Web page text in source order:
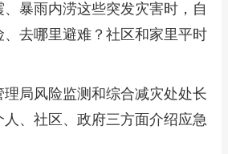
暴雨内涝这些突发灾害时，自
、去哪里避难？社区和家里平时
理局风险监测和综合减灾处处长
、社区、政府三方面介绍应急